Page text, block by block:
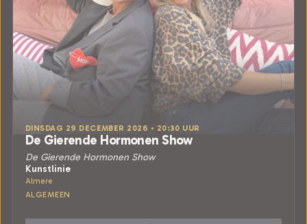
DINSDAG 29 DECEMBER 2026 • 20:30 UUR
De Gierende Hormonen Show
De Gierende Hormonen Show
Kunstlinie
Almere
ALGEMEEN